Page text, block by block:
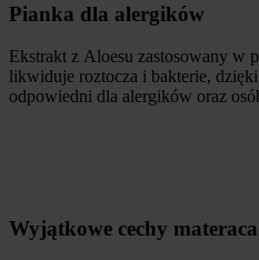
Pianka dla alergików
Ekstrakt z Aloesu zastosowany w
likwiduje roztocza i bakterie,
odpowiedni dla alergików oraz
Wyjątkowe cechy